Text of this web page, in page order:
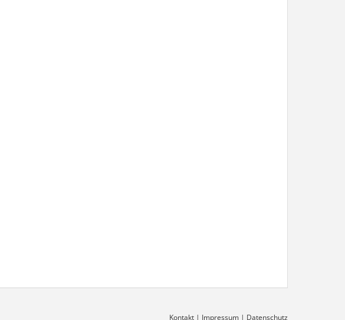
Kontakt | Impressum | Datenschutz